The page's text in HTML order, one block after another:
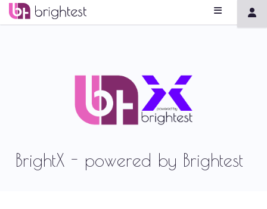
BrightX - powered by Brightest